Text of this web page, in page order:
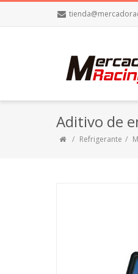
Aditivo de
Refrigerante